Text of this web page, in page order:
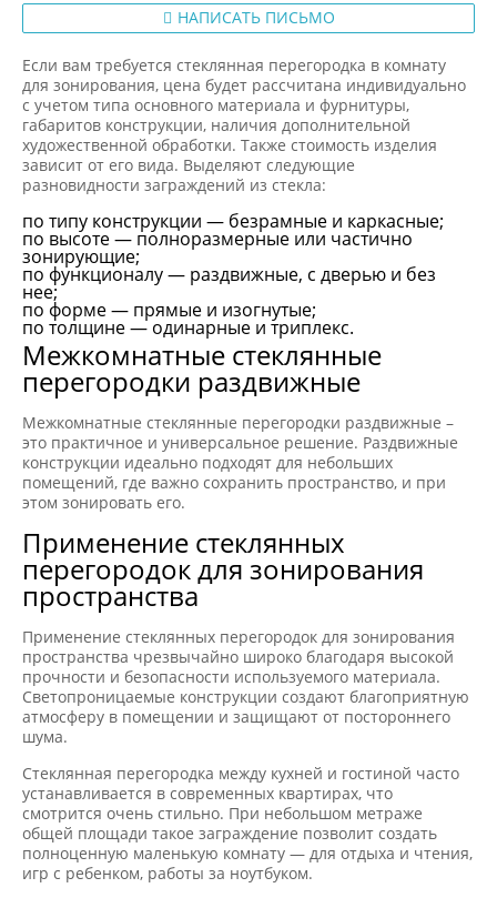
НАПИСАТЬ ПИСЬМО
Если вам требуется стеклянная перегородка в комнату
для зонирования, цена будет рассчитана индивидуально
с учетом типа основного материала и фурнитуры,
габаритов конструкции, наличия дополнительной
художественной обработки. Также стоимость изделия
зависит от его вида. Выделяют следующие
разновидности заграждений из стекла:
по типу конструкции — безрамные и каркасные;
по высоте — полноразмерные или частично
зонирующие;
по функционалу — раздвижные, с дверью и без
нее;
по форме — прямые и изогнутые;
по толщине — одинарные и триплекс.
Межкомнатные стеклянные
перегородки раздвижные
Межкомнатные стеклянные перегородки раздвижные –
это практичное и универсальное решение. Раздвижные
конструкции идеально подходят для небольших
помещений, где важно сохранить пространство, и при
этом зонировать его.
Применение стеклянных
перегородок для зонирования
пространства
Применение стеклянных перегородок для зонирования
пространства чрезвычайно широко благодаря высокой
прочности и безопасности используемого материала.
Светопроницаемые конструкции создают благоприятную
атмосферу в помещении и защищают от постороннего
шума.
Стеклянная перегородка между кухней и гостиной часто
устанавливается в современных квартирах, что
смотрится очень стильно. При небольшом метраже
общей площади такое заграждение позволит создать
полноценную маленькую комнату — для отдыха и чтения,
игр с ребенком, работы за ноутбуком.